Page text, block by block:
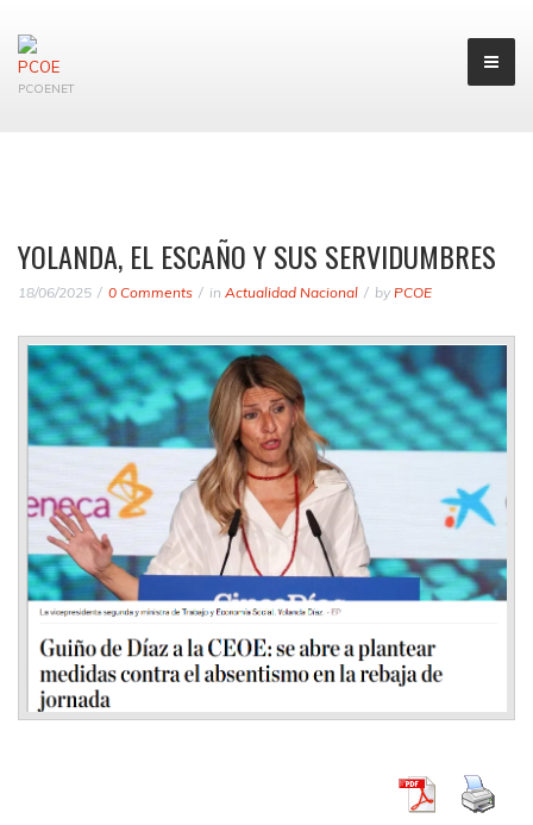
PCOENET
YOLANDA, EL ESCAÑO Y SUS SERVIDUMBRES
18/06/2025 0 Comments in Actualidad Nacional by PCOE